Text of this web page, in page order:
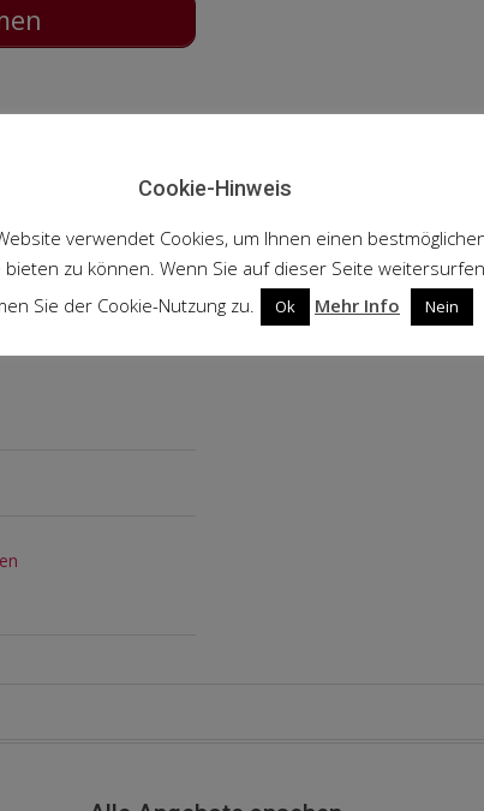
Cookie-Hinweis
verwendet Cookies, um Ihnen einen
bieten zu können. Wenn Sie auf dieser Seite
Sie der Cookie-Nutzung zu.
Ok Mehr Info Nein